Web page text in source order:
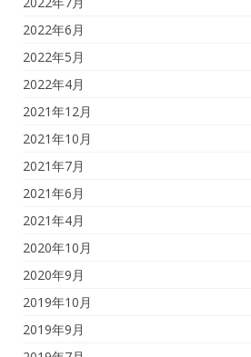
2022年6月
2022年5月
2022年4月
2021年12月
2021年10月
2021年7月
2021年6月
2021年4月
2020年10月
2020年9月
2019年10月
2019年9月